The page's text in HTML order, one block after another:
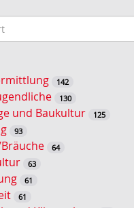
142
130
und Baukultur 125
93
64
63
61
61